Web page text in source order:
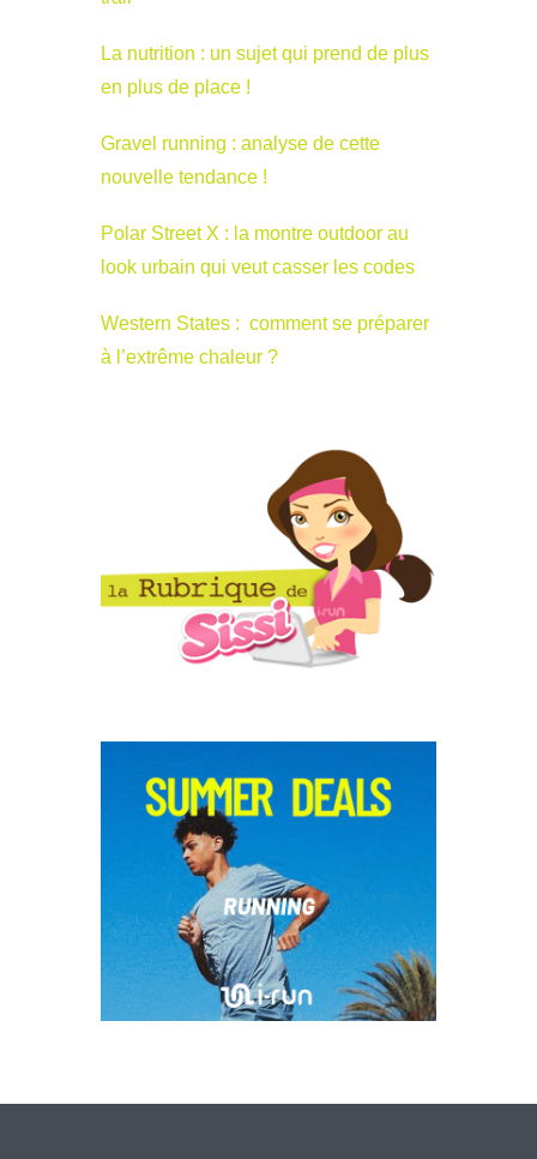
La nutrition : un sujet qui prend de plus
en plus de place !
Gravel running : analyse de cette
nouvelle tendance !
Polar Street X : la montre outdoor au
look urbain qui veut casser les codes
Western States : comment se préparer
à l’extrême chaleur ?